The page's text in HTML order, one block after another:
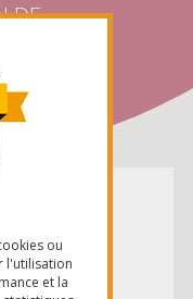
DE
ou
l'utilisation
et la